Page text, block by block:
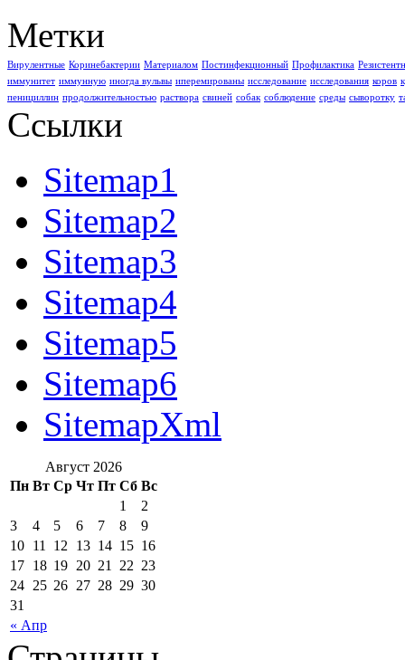
Метки
Вирулентные Коринебактерии Материалом Постинфекционный Профилактика
иммунитет иммунную иногда вульвы иперемированы исследование исследования коров
пенициллин продолжительностью раствора свиней собак соблюдение среды сыворотку
Ссылки
Sitemap1
Sitemap2
Sitemap3
Sitemap4
Sitemap5
Sitemap6
SitemapXml
Август 2026
Пн Вт Ср Чт Пт Сб Вс
« Апр
1
2
3
4 5 6 7 8
9
10 11 12 13 14 15 16
17 18 19 20 21 22 23
24 25 26 27 28 29 30
31